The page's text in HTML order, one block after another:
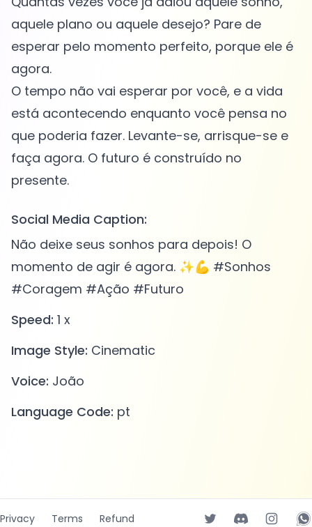
aquele plano ou aquele desejo? Pare de
esperar pelo momento perfeito, porque ele é
agora.
O tempo não vai esperar por você, e a vida
está acontecendo enquanto você pensa no
que poderia fazer. Levante-se, arrisque-se e
faça agora. O futuro é construído no
Social Media Caption:
Não deixe seus sonhos para depois! O
momento de agir é agora. ✨💪 #Sonhos
#Coragem #Ação #Futuro
Speed: 1 x
Image Style: Cinematic
Voice: João
Language Code: pt
Privacy Terms Refund